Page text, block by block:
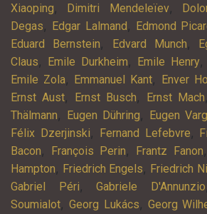
Xiaoping, Dimitri Mendeleïev,
Degas, Edgar Lalmand , Edmond
Eduard Bernstein, Edvard Munch,
Claus, Emile Durkheim, Emile Henry,
Emile Zola, Emmanuel Kant, Enver
Ernst Aust, Ernst Busch, Ernst Mach,
Thälmann, Eugen Dühring, Eugen
Félix Dzerjinski, Fernand Lefebvre,
Bacon, François Perin, Frantz Fanon,
Hampton, Friedrich Engels, Friedrich
Gabriel Péri,Gabriele D'Annunzio
Soumialot, Georg Lukács, Georg